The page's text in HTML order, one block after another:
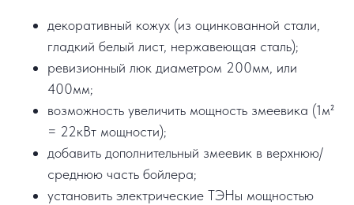
декоративный кожух (из оцинкованной стали,
гладкий белый лист, нержавеющая сталь);
ревизионный люк диаметром 200мм, или
400мм;
возможность увеличить мощность змеевика (1м²
= 22кВт мощности);
добавить дополнительный змеевик в верхнюю/
среднюю часть бойлера;
установить электрические ТЭНы мощностью